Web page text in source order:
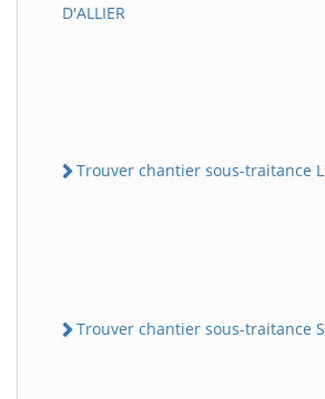
D'ALLIER
Trouver chantier sous-traitance
Trouver chantier sous-traitance